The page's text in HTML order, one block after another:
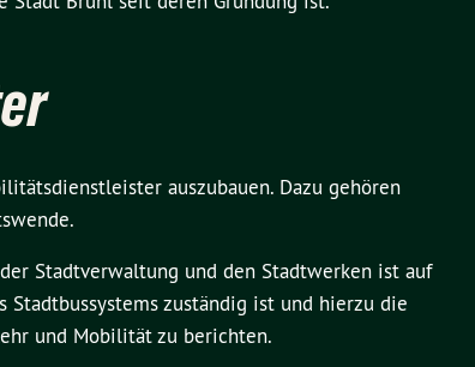
auszubauen. Dazu gehören
Stadtverwaltung und den Stadtwerken ist auf
Stadtbussystems zuständig ist und hierzu die
und Mobilität zu berichten.